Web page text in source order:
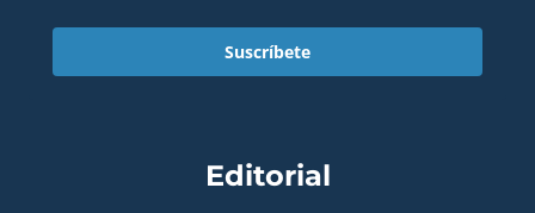
Suscríbete
Editorial